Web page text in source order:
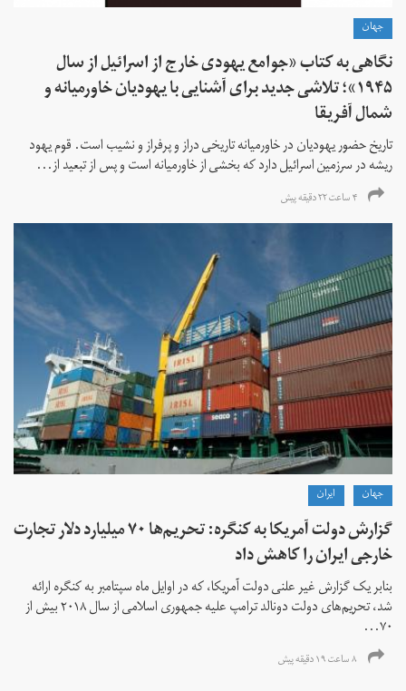
جهان
نگاهی به کتاب «جوامع یهودی خارج از اسرائیل از سال
۱۹۴۵»؛ تلاشی جدید برای آشنایی با یهودیان خاورمیانه و
شمال آفریقا
تاریخ حضور یهودیان در خاورمیانه تاریخی دراز و پرفراز و نشیب است. قوم یهود
ریشه در سرزمین اسرائیل دارد که بخشی از خاورمیانه است و پس از تبعید از...
۴ ساعت ۲۲ دقیقه پیش
جهان ايران
گزارش دولت آمریکا به کنگره: تحریم‌ها ۷۰ میلیارد دلار تجارت
خارجی ایران را کاهش داد
بنابر یک گزارش غیر علنی دولت آمریکا، که در اوایل ماه سپتامبر به کنگره ارائه
شد، تحریم‌های دولت دونالد ترامپ علیه جمهوری اسلامی از سال ۲۰۱۸ بیش از
۷۰...
۸ ساعت ۱۹ دقیقه پیش